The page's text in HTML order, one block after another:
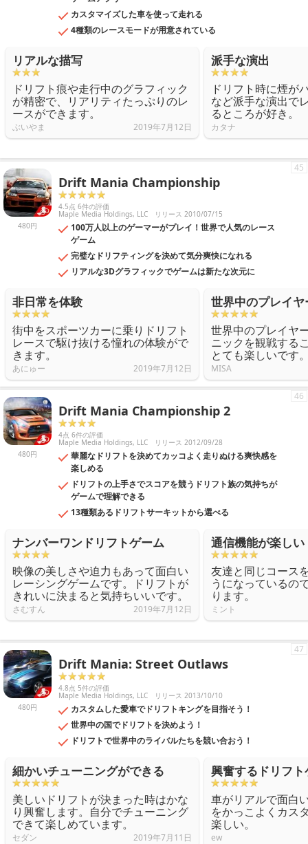
カスタマイズした車を使って走れる
4種類のレースモードが用意されている
リアルな描写
ドリフト痕や走行中のグラフィック
が精密で、リアリティたっぷりのレ
ースができます。
ぶいやま 2019年7月12日
派手な演出
ドリフト時に煙が
など派手な演出で
るところが好き。
カタナ
480円
Drift Mania Championship
4.5点 6件の評価
Maple Media Holdings, LLC リリース 2010/07/15
100万人以上のゲーマーがプレイ！世界で人気のレース
ゲーム
完璧なドリフティングを決めて気分爽快になれる
リアルな3Dグラフィックでゲームは新たな次元に
45
非日常を体験
街中をスポーツカーに乗りドリフト
レースで駆け抜ける憧れの体験がで
きます。
あにゅー 2019年7月12日
世界中のプレイ
世界中のプレイヤ
ニックを観戦する
とても楽しいです
MISA
480円
Drift Mania Championship 2
4点 6件の評価
Maple Media Holdings, LLC リリース 2012/09/28
華麗なドリフトを決めてカッコよく走りぬける爽快感を
楽しめる
ドリフトの上手さでスコアを競うドリフト族の気持ちが
ゲームで理解できる
13種類あるドリフトサーキットから選べる
46
ナンバーワンドリフトゲーム
映像の美しさや迫力もあって面白い
レーシングゲームです。ドリフトが
きれいに決まると気持ちいいです。
さむすん 2019年7月12日
通信機能が楽しい
友達と同じコース
うになっているの
ります。
ミント
480円
Drift Mania: Street Outlaws
4.8点 5件の評価
Maple Media Holdings, LLC リリース 2013/10/10
カスタムした愛車でドリフトキングを目指そう！
世界中の国でドリフトを決めよう！
ドリフトで世界中のライバルたちを競い合おう！
47
細かいチューニングができる
美しいドリフトが決まった時はかな
り興奮します。自分でチューニング
できて楽しめています。
セダン 2019年7月11日
興奮するドリフト
車がリアルで面白
をかっこよくカス
楽しい。
ew